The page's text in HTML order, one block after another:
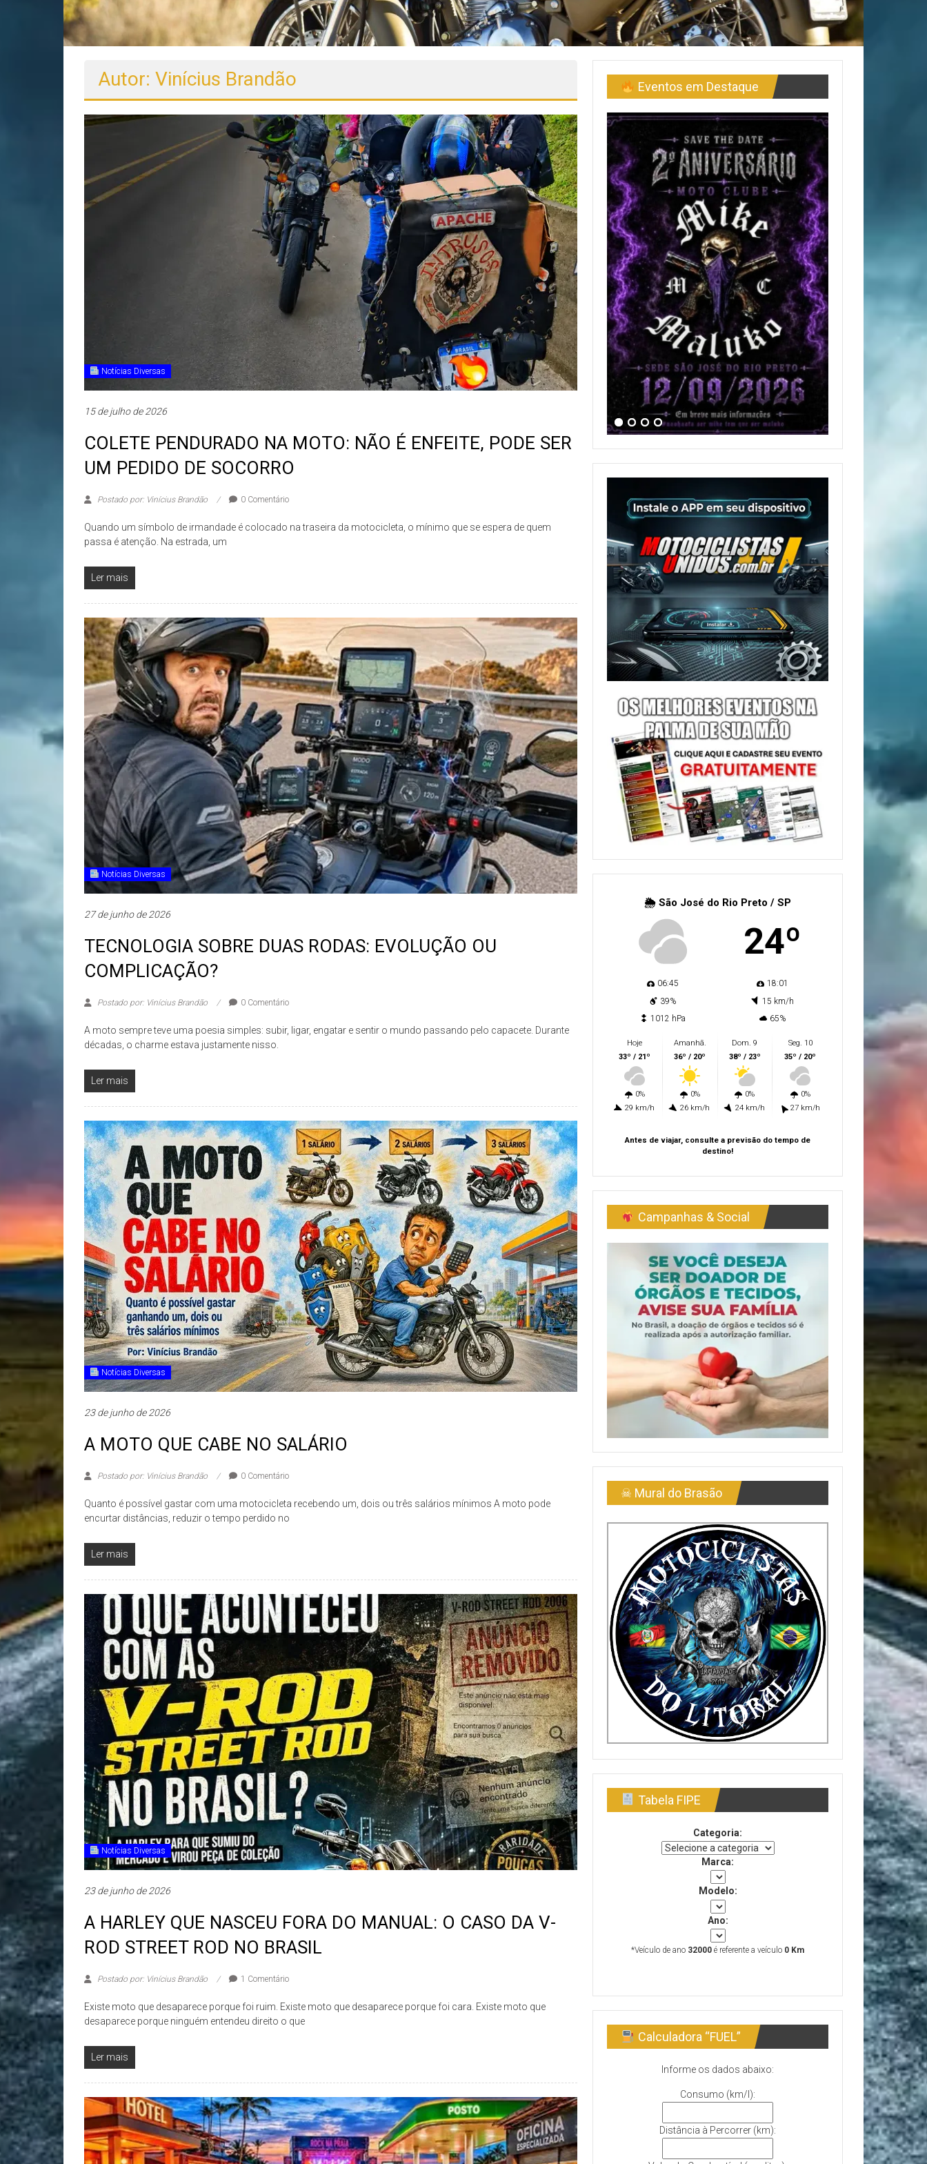
Autor: Vinícius Brandão
Notícias Diversas
15 de julho de 2026
COLETE PENDURADO NA MOTO: NÃO É ENFEITE, PODE SER
UM PEDIDO DE SOCORRO
Postado por: Vinícius Brandão 0 Comentário
Quando um símbolo de irmandade é colocado na traseira da motocicleta, o mínimo que se espera de quem
passa é atenção. Na estrada, um
Ler mais
Notícias Diversas
27 de junho de 2026
TECNOLOGIA SOBRE DUAS RODAS: EVOLUÇÃO OU
COMPLICAÇÃO?
Postado por: Vinícius Brandão 0 Comentário
A moto sempre teve uma poesia simples: subir, ligar, engatar e sentir o mundo passando pelo capacete. Durante
décadas, o charme estava justamente nisso.
Ler mais
Notícias Diversas
23 de junho de 2026
A MOTO QUE CABE NO SALÁRIO
Postado por: Vinícius Brandão 0 Comentário
Quanto é possível gastar com uma motocicleta recebendo um, dois ou três salários mínimos A moto pode
encurtar distâncias, reduzir o tempo perdido no
Ler mais
Notícias Diversas
23 de junho de 2026
A HARLEY QUE NASCEU FORA DO MANUAL: O CASO DA V-
ROD STREET ROD NO BRASIL
Postado por: Vinícius Brandão 1 Comentário
Existe moto que desaparece porque foi ruim. Existe moto que desaparece porque foi cara. Existe moto que
desaparece porque ninguém entendeu direito o que
Ler mais
Eventos em Destaque
🌦 São José do Rio Preto / SP
24º
06:45
18:01
39%
15 km/h
1012 hPa
65%
Hoje
33º / 21º
0%
29 km/h
Amanhã.
36º / 20º
0%
26 km/h
Dom. 9
38º / 23º
0%
24 km/h
Seg. 10
35º / 20º
0%
27 km/h
Antes de viajar, consulte a previsão do tempo de
destino!
Campanhas & Social
☠ Mural do Brasão
Tabela FIPE
Categoria:
Marca:
Modelo:
Ano:
*Veículo de ano 32000 é referente a veículo 0 Km
Calculadora “FUEL”
Informe os dados abaixo:
Consumo (km/l):
Distância à Percorrer (km):
Fique por dentro das novidades do PORTAL recebendo
atualizações em seu e-mail, no seu conforto e comodidade.
Eventos Notícias Dicas Vídeos
INSCREVER